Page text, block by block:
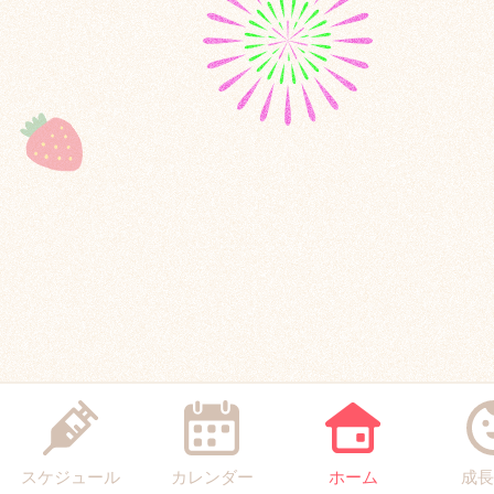
スケジュール カレンダー ホーム 成